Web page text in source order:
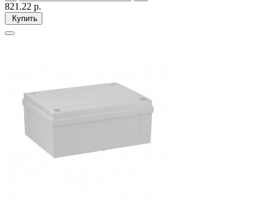
821.22 р.
Купить